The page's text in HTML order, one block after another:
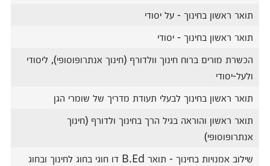
תואר ראשון בחינוך - על יסודי
תואר ראשון בחינוך - יסודי
הכשרת מורים ברוח חינוך וולדורף (חינוך אנתרופוסופי), ​ליסודי
ולעל-יסודי
תואר ראשון בחינוך לבעלי תעודת מדריך של שומרי הגן
תואר ראשון והוראה בגיל הרך בחינוך ולדורף (חינוך
אנתרופוסופי)
שילוב אמנויות בחינוך - ​​תואר B.Ed דו חוגי בחוג לחינוך ובחוג